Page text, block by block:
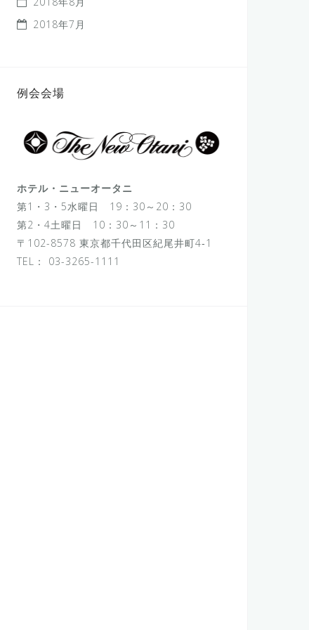
2018年7月
例会会場
ホテル・ニューオータニ
第1・3・5水曜日 19：30～20：30
第2・4土曜日 10：30～11：30
〒102-8578 東京都千代田区紀尾井町4‐1
TEL： 03-3265-1111